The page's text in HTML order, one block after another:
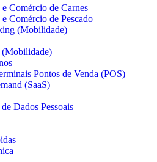
Comércio de Carnes
Comércio de Pescado
(Mobilidade)
(Mobilidade)
Pontos de Venda (POS)
(SaaS)
Dados Pessoais